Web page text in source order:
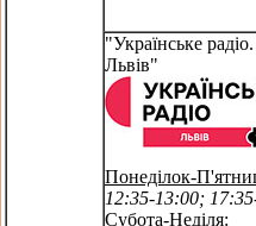
"Українське радіо.
Львів"
Понеділок-
12:35-13:00;
Субота-Неділя: